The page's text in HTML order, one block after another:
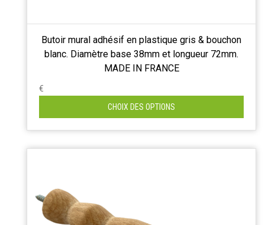
Butoir mural adhésif en plastique gris & bouchon
blanc. Diamètre base 38mm et longueur 72mm.
MADE IN FRANCE
€
CHOIX DES OPTIONS